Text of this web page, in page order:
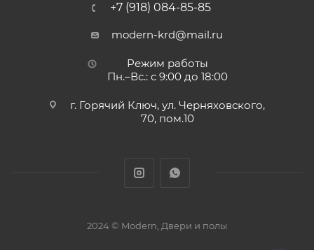
+7 (918) 084-85-85
modern-krd@mail.ru
Режим работы
Пн.–Вс.: с 9:00 до 18:00
г. Горячий Ключ, ул. Черняховского,
70, пом.10
2024 © Modern, Двери и полы